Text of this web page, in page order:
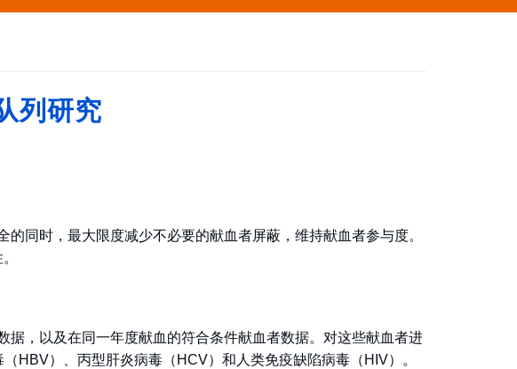
列研究
同时，最大限度减少不必要的献血者屏蔽，维持献血者参与度。
，以及在同一年度献血的符合条件献血者数据。对这些献血者进
HBV）、丙型肝炎病毒（HCV）和人类免疫缺陷病毒（HIV）。